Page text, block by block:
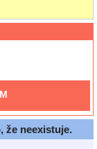
že neexistuje.